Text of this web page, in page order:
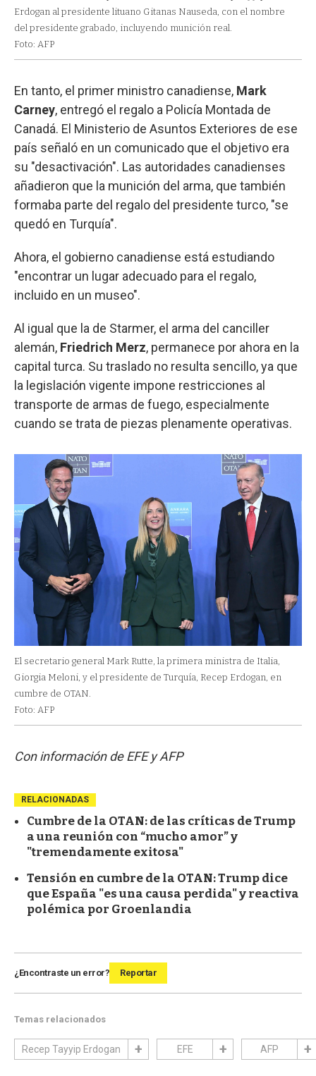
Erdogan al presidente lituano Gitanas Nauseda, con el nombre
del presidente grabado, incluyendo munición real.
Foto: AFP
En tanto, el primer ministro canadiense, Mark
Carney, entregó el regalo a Policía Montada de
Canadá. El Ministerio de Asuntos Exteriores de ese
país señaló en un comunicado que el objetivo era
su "desactivación". Las autoridades canadienses
añadieron que la munición del arma, que también
formaba parte del regalo del presidente turco, "se
quedó en Turquía".
Ahora, el gobierno canadiense está estudiando
"encontrar un lugar adecuado para el regalo,
incluido en un museo".
Al igual que la de Starmer, el arma del canciller
alemán, Friedrich Merz, permanece por ahora en la
capital turca. Su traslado no resulta sencillo, ya que
la legislación vigente impone restricciones al
transporte de armas de fuego, especialmente
cuando se trata de piezas plenamente operativas.
El secretario general Mark Rutte, la primera ministra de Italia,
Giorgia Meloni, y el presidente de Turquía, Recep Erdogan, en
cumbre de OTAN.
Foto: AFP
Con información de EFE y AFP
RELACIONADAS
Cumbre de la OTAN: de las críticas de Trump
a una reunión con “mucho amor” y
"tremendamente exitosa"
Tensión en cumbre de la OTAN: Trump dice
que España "es una causa perdida" y reactiva
polémica por Groenlandia
¿Encontraste un error? Reportar
Temas relacionados
Recep Tayyip Erdogan EFE AFP